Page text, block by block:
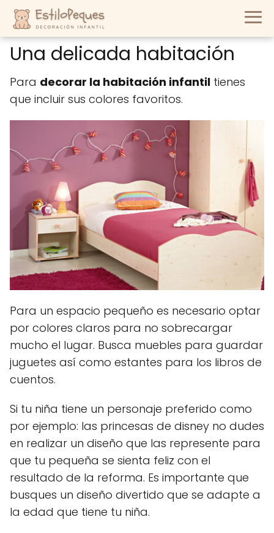
Una delicada habitación
Para decorar la habitación infantil tienes
que incluir sus colores favoritos.
Para un espacio pequeño es necesario optar
por colores claros para no sobrecargar
mucho el lugar. Busca muebles para guardar
juguetes así como estantes para los libros de
cuentos.
Si tu niña tiene un personaje preferido como
por ejemplo: las princesas de disney no dudes
en realizar un diseño que las represente para
que tu pequeña se sienta feliz con el
resultado de la reforma. Es importante que
busques un diseño divertido que se adapte a
la edad que tiene tu niña.